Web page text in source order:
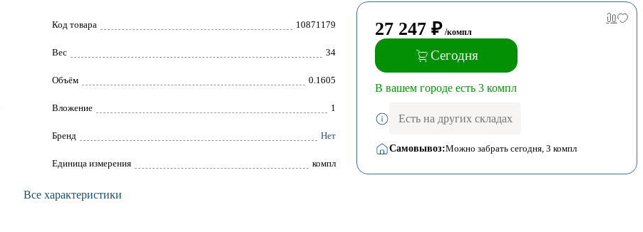
Код товара 10871179
Вес 34
Объём 0.1605
Вложение 1
Брeнд Нет
Единица измерения компл
Все характеристики
27 247 ₽ /компл
Сегодня
В вашем городе есть 3 компл
Есть на других складах
Самовывоз:Можно забрать сегодня, 3 компл